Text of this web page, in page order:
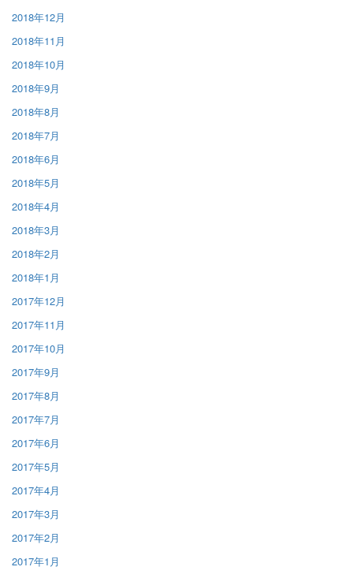
2018年12月
2018年11月
2018年10月
2018年9月
2018年8月
2018年7月
2018年6月
2018年5月
2018年4月
2018年3月
2018年2月
2018年1月
2017年12月
2017年11月
2017年10月
2017年9月
2017年8月
2017年7月
2017年6月
2017年5月
2017年4月
2017年3月
2017年2月
2017年1月